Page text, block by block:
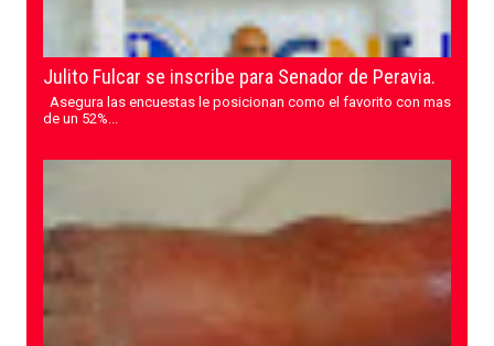
Julito Fulcar se inscribe para Senador de Peravia.
Asegura las encuestas le posicionan como el favorito con mas
de un 52%...